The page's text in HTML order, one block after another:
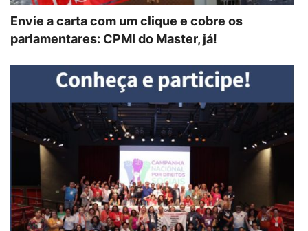
Envie a carta com um clique e cobre os
parlamentares: CPMI do Master, já!